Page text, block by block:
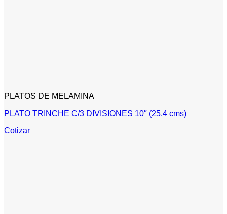
PLATOS DE MELAMINA
PLATO TRINCHE C/3 DIVISIONES 10″ (25.4 cms)
Cotizar